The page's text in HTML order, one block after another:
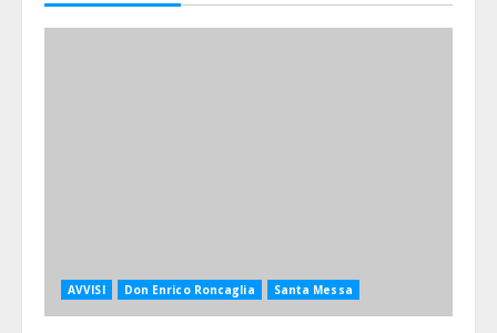
AVVISI Don Enrico Roncaglia Santa Messa